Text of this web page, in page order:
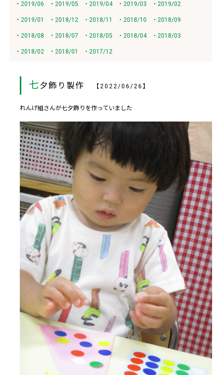
・2019/06 ・2019/05 ・2019/04 ・2019/03 ・2019/02
・2019/01 ・2018/12 ・2018/11 ・2018/10 ・2018/09
・2018/08 ・2018/07 ・2018/05 ・2018/04 ・2018/03
・2018/02 ・2018/01 ・2017/12
七夕飾り製作 【2022/06/26】
れんげ組さんが七夕飾りを作っていました